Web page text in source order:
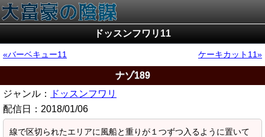
ドッスンフワリ11
バーベキュー11 ケーキカット11
ナゾ189
ジャンル：
ドッスンフワリ
配信日： 2018/01/06
線で区切られたエリアに風船と重りが１つずつ入るように置いて